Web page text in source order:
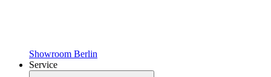
Showroom Berlin
Service